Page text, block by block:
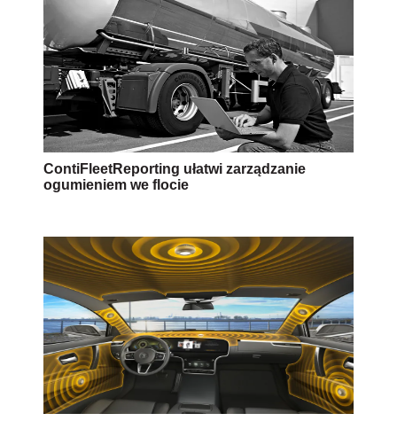
ContiFleetReporting ułatwi zarządzanie
ogumieniem we flocie